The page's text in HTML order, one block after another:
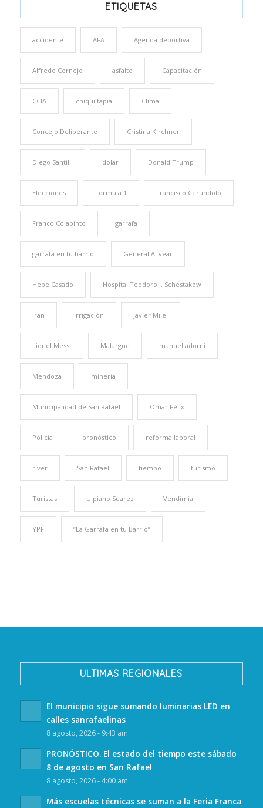
ETIQUETAS
accidente AFA Agenda deportiva
Alfredo Cornejo asfalto Capacitación
CCIA chiqui tapia Clima
Concejo Deliberante Cristina Kirchner
Diego Santilli dolar Donald Trump
Elecciones Formula 1 Francisco Cerúndolo
Franco Colapinto garrafa
garrafa en tu barrio General ALvear
Hebe Casado Hospital Teodoro J. Schestakow
Iran Irrigación Javier Milei
Lionel Messi Malargüe manuel adorni
Mendoza minería
Municipalidad de San Rafael Omar Félix
Policía pronóstico reforma laboral
river San Rafael tiempo turismo
Turistas Ulpiano Suarez Vendimia
YPF “La Garrafa en tu Barrio”
ULTIMAS REGIONALES
El municipio sigue sumando luminarias LED en
calles sanrafaelinas
8 agosto, 2026 - 9:43 am
PRONÓSTICO. El estado del tiempo este sábado
8 de agosto en San Rafael
8 agosto, 2026 - 4:00 am
Más escuelas técnicas se suman a la Feria Franca